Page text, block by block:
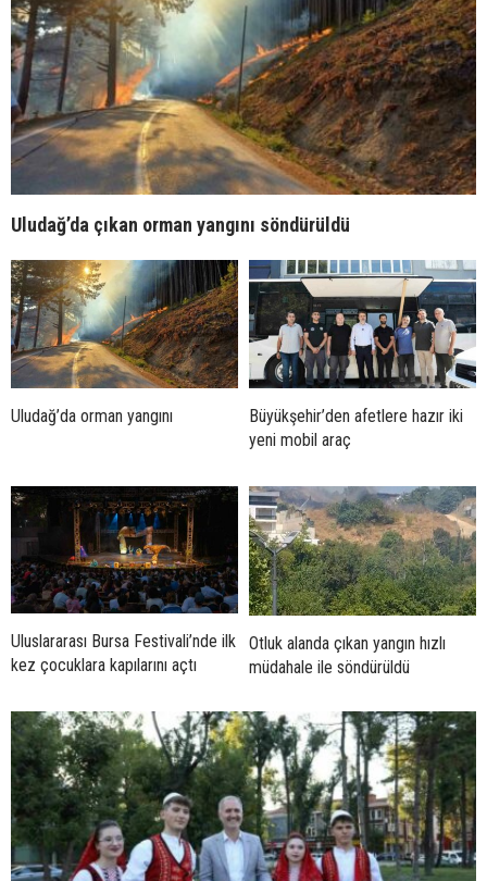
Uludağ’da çıkan orman yangını söndürüldü
Uludağ’da orman yangını
Büyükşehir’den afetlere hazır iki
yeni mobil araç
Uluslararası Bursa Festivali’nde ilk
kez çocuklara kapılarını açtı
Otluk alanda çıkan yangın hızlı
müdahale ile söndürüldü